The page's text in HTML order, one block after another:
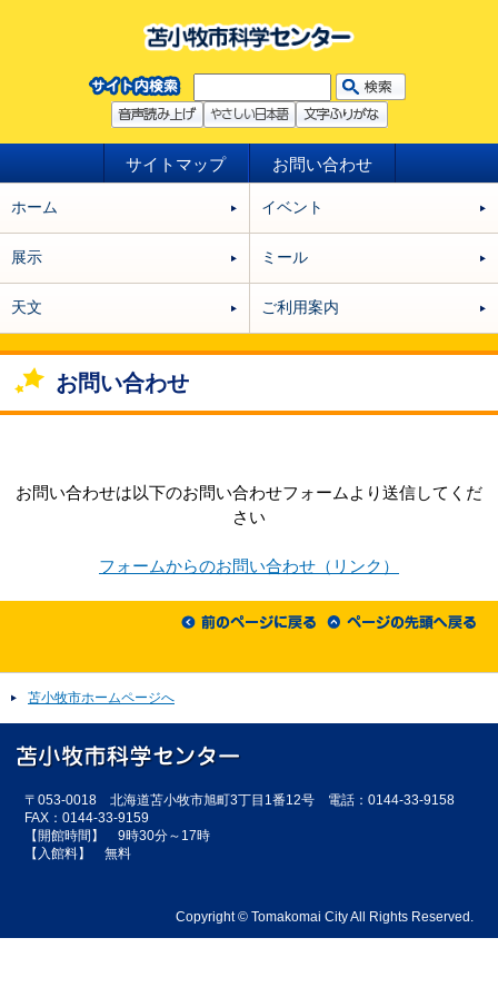
サイトマップ お問い合わせ
ホーム イベント
展示 ミール
天文 ご利用案内
お問い合わせ
お問い合わせは以下のお問い合わせフォームより送信してくだ
さい
フォームからのお問い合わせ（リンク）
苫小牧市ホームページへ
〒053-0018 北海道苫小牧市旭町3丁目1番12号 電話：0144-33-9158
FAX：0144-33-9159
【開館時間】 9時30分～17時
【入館料】 無料
Copyright © Tomakomai City All Rights Reserved.